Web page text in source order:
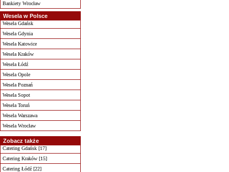
Bankiety Wrocław
Wesela w Polsce
Wesela Gdańsk
Wesela Gdynia
Wesela Katowice
Wesela Kraków
Wesela Łódź
Wesela Opole
Wesela Poznań
Wesela Sopot
Wesela Toruń
Wesela Warszawa
Wesela Wrocław
Zobacz także
Catering Gdańsk [17]
Catering Kraków [15]
Catering Łódź [22]